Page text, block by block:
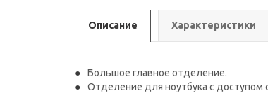
Описание Характеристики
Большое главное отделение.
Отделение для ноутбука с доступом